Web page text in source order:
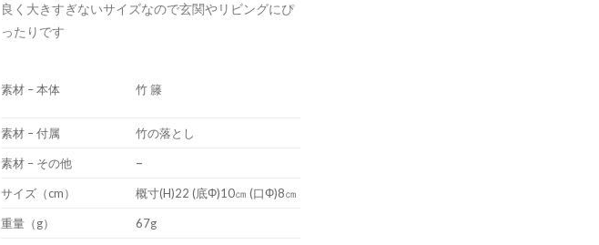
良く大きすぎないサイズなので玄関やリビングにぴ
ったりです
素材 – 本体 竹 籐
素材 – 付属 竹の落とし
素材 – その他 –
サイズ（cm） 概寸(H)22 (底Φ)10㎝ (口Φ)8㎝
重量（g） 67g